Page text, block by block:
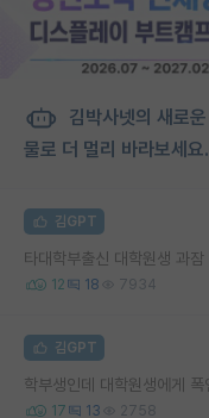
김박사넷의 새로
물로 더 멀리 바라보세요.
김GPT
타대학부출신 대학원생 과
12 18 7934
김GPT
학부생인데 대학원생에게
17 13 2758